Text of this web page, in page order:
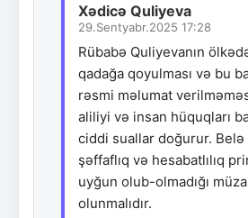
Xədicə Quliyeva
29.Sentyabr.2025 17:28
Rübabə Quliyevanın
qadağa qoyulması və bu
rəsmi məlumat
aliliyi və insan hüquqları
ciddi suallar doğurur. Belə
şəffaflıq və hesabatlılıq
uyğun olub-olmadığı
olunmalıdır.